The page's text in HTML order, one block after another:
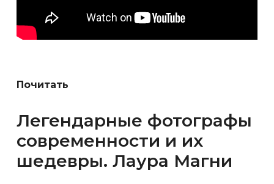
Почитать
Легендарные фотографы
современности и их
шедевры. Лаура Магни